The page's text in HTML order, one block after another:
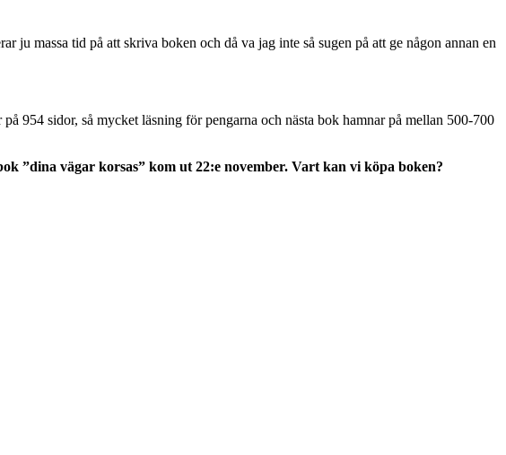
ju massa tid på att skriva boken och då va jag inte så sugen på att ge någon annan en
954 sidor, så mycket läsning för pengarna och nästa bok hamnar på mellan 500-700
”dina vägar korsas” kom ut 22:e november. Vart kan vi köpa boken?